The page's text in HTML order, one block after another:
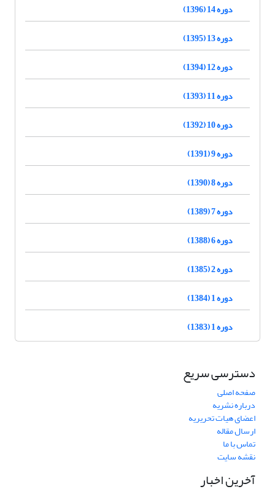
دوره 14 (1396)
دوره 13 (1395)
دوره 12 (1394)
دوره 11 (1393)
دوره 10 (1392)
دوره 9 (1391)
دوره 8 (1390)
دوره 7 (1389)
دوره 6 (1388)
دوره 2 (1385)
دوره 1 (1384)
دوره 1 (1383)
دسترسی سریع
صفحه اصلی
درباره نشریه
اعضای هیات تحریریه
ارسال مقاله
تماس با ما
نقشه سایت
آخرین اخبار